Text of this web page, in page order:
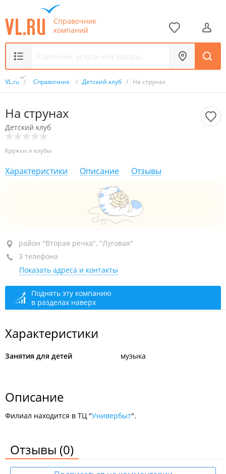
Справочник
компаний
VL.ru / Справочник / Детский клуб / На струнах
На струнах
Детский клуб
Кружки и клубы
Характеристики Описание Отзывы
район "Вторая речка", ул. Русская, 46
ТЦ "Универбыт", 3-й этаж, оф. 318
+7 914 674-89-06
По предварительной записи
10:00
район "Вторая речка", "Луговая"
3 телефона
Показать адреса и контакты
Поднять эту компанию
в разделах наверх
Характеристики
Занятия для детей музыка
Описание
Филиал находится в ТЦ "Универбыт".
Отзывы (0)